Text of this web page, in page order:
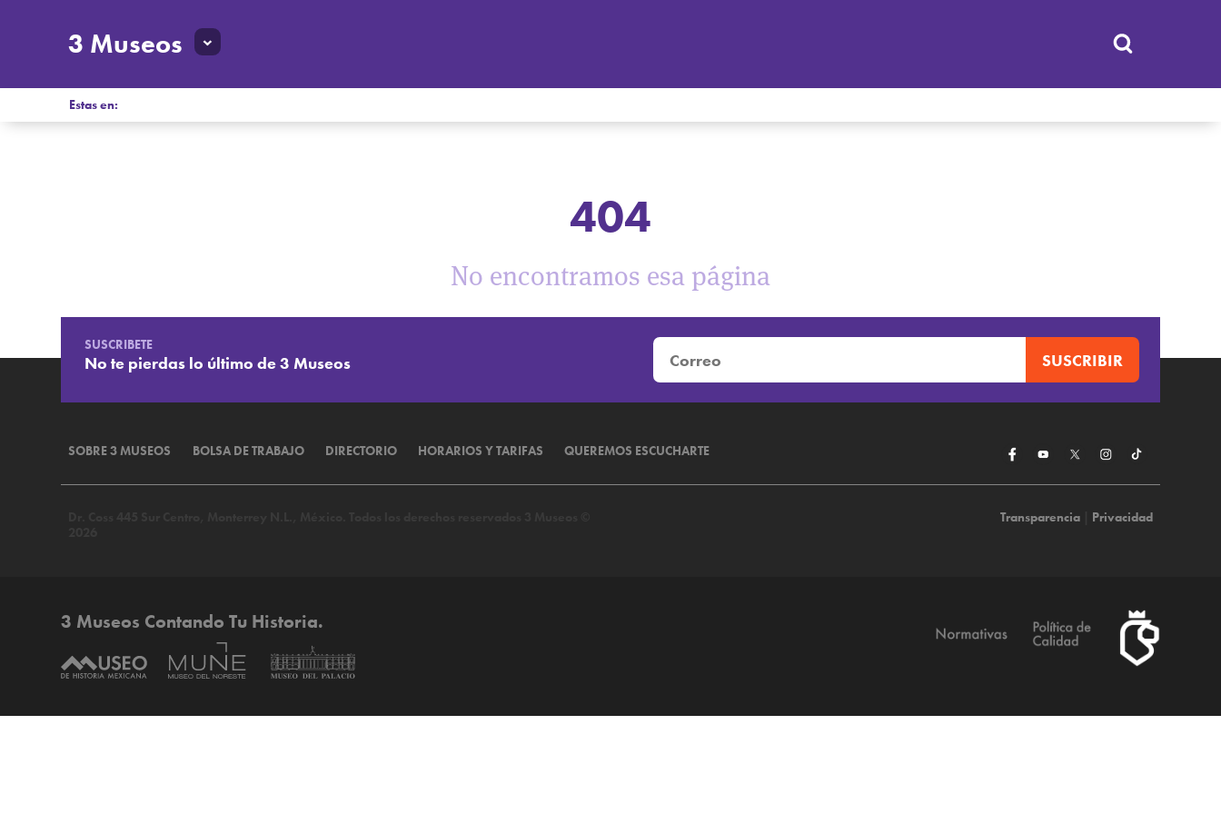
3 Museos
Estas en:
404
No encontramos esa página
SUSCRIBETE
No te pierdas lo último de 3 Museos
SOBRE 3 MUSEOS BOLSA DE TRABAJO DIRECTORIO HORARIOS Y TARIFAS QUEREMOS ESCUCHARTE
Transparencia| Privacidad
3 Museos Contando Tu Historia.